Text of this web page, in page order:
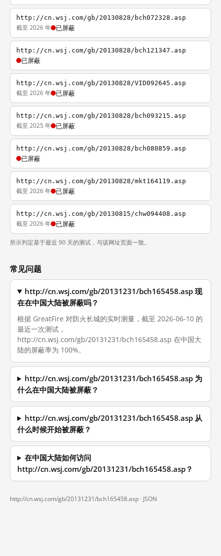
http://cn.wsj.com/gb/20130828/bch072328.asp
截至 2026 年 已屏蔽
http://cn.wsj.com/gb/20130828/bch121347.asp
已屏蔽
http://cn.wsj.com/gb/20130828/VID092645.asp
截至 2026 年 已屏蔽
http://cn.wsj.com/gb/20130828/bch093215.asp
截至 2025 年 已屏蔽
http://cn.wsj.com/gb/20130828/bch080859.asp
已屏蔽
http://cn.wsj.com/gb/20130828/mkt164119.asp
截至 2026 年 已屏蔽
http://cn.wsj.com/gb/20130815/chw094408.asp
截至 2026 年 已屏蔽
所示判定基于最近 90 天的测试，与该网址页面一致。
常见问题
http://cn.wsj.com/gb/20131231/bch165458.asp 现
在在中国大陆被屏蔽吗？
根据 GreatFire 对防火长城的实时测量，截至 2026-06-10 的
最近一次测试，
http://cn.wsj.com/gb/20131231/bch165458.asp 在中国大
陆的屏蔽率为 100%。
http://cn.wsj.com/gb/20131231/bch165458.asp 为
什么在中国大陆被屏蔽？
http://cn.wsj.com/gb/20131231/bch165458.asp 从
什么时候开始被屏蔽？
在中国大陆如何访问
http://cn.wsj.com/gb/20131231/bch165458.asp？
http://cn.wsj.com/gb/20131231/bch165458.asp · JSON